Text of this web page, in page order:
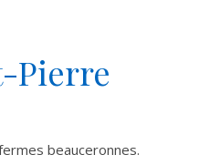
Pierre
beauceronnes.